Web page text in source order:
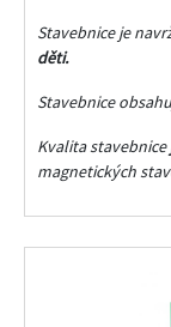
Stavebnice je
děti.
Stavebnice
Kvalita stavebnice
magnetických